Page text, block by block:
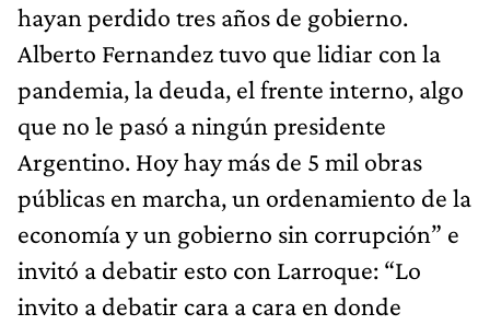
hayan perdido tres años de gobierno.
Alberto Fernandez tuvo que lidiar con la
pandemia, la deuda, el frente interno, algo
que no le pasó a ningún presidente
Argentino. Hoy hay más de 5 mil obras
públicas en marcha, un ordenamiento de la
economía y un gobierno sin corrupción” e
invitó a debatir esto con Larroque: “Lo
invito a debatir cara a cara en donde